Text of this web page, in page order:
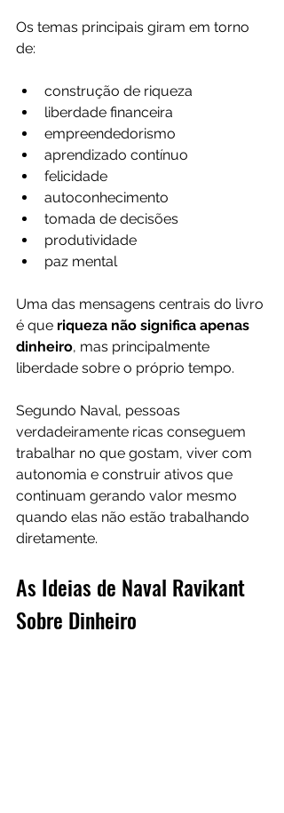
Os temas principais giram em torno
de:
construção de riqueza
liberdade financeira
empreendedorismo
aprendizado contínuo
felicidade
autoconhecimento
tomada de decisões
produtividade
paz mental
Uma das mensagens centrais do livro
é que riqueza não significa apenas
dinheiro, mas principalmente
liberdade sobre o próprio tempo.
Segundo Naval, pessoas
verdadeiramente ricas conseguem
trabalhar no que gostam, viver com
autonomia e construir ativos que
continuam gerando valor mesmo
quando elas não estão trabalhando
diretamente.
As Ideias de Naval Ravikant
Sobre Dinheiro